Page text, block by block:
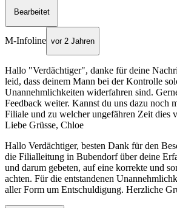
Bearbeitet
M-Infoline vor 2 Jahren
Hallo "Verdächtiger", danke für deine
leid, dass deinem Mann bei der Kontrolle
Unannehmlichkeiten widerfahren sind.
Feedback weiter. Kannst du uns dazu noch
Filiale und zu welcher ungefähren Zeit dies
Liebe Grüsse, Chloe
Hallo Verdächtiger, besten Dank für den
die Filialleitung in Bubendorf über deine
und darum gebeten, auf eine korrekte und
achten. Für die entstandenen
aller Form um Entschuldigung. Herzliche